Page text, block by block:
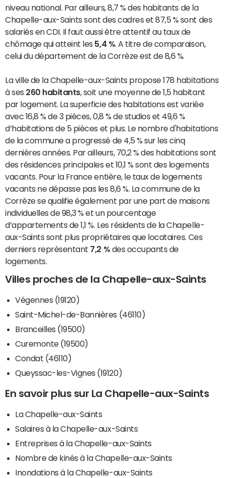
niveau national. Par ailleurs, 8,7 % des habitants de la
Chapelle-aux-Saints sont des cadres et 87,5 % sont des
salariés en CDI. Il faut aussi être attentif au taux de
chômage qui atteint les 5,4 % . A titre de comparaison,
celui du département de la Corrèze est de 8,6 %.
La ville de la Chapelle-aux-Saints propose 178 habitations
à ses 260 habitants, soit une moyenne de 1,5 habitant
par logement. La superficie des habitations est variée
avec 16,8 % de 3 pièces, 0,8 % de studios et 49,6 %
d’habitations de 5 pièces et plus. Le nombre d'habitations
de la commune a progressé de 4,5 % sur les cinq
dernières années. Par ailleurs, 70,2 % des habitations sont
des résidences principales et 10,1 % sont des logements
vacants. Pour la France entière, le taux de logements
vacants ne dépasse pas les 8,6 %. La commune de la
Corrèze se qualifie également par une part de maisons
individuelles de 98,3 % et un pourcentage
d’appartements de 1,1 %. Les résidents de la Chapelle-
aux-Saints sont plus propriétaires que locataires. Ces
derniers représentant 7,2 % des occupants de
logements.
Villes proches de la Chapelle-aux-Saints
Végennes (19120)
Saint-Michel-de-Bannières (46110)
Branceilles (19500)
Curemonte (19500)
Condat (46110)
Queyssac-les-Vignes (19120)
En savoir plus sur La Chapelle-aux-Saints
La Chapelle-aux-Saints
Salaires à la Chapelle-aux-Saints
Entreprises à la Chapelle-aux-Saints
Nombre de kinés à la Chapelle-aux-Saints
Inondations à la Chapelle-aux-Saints